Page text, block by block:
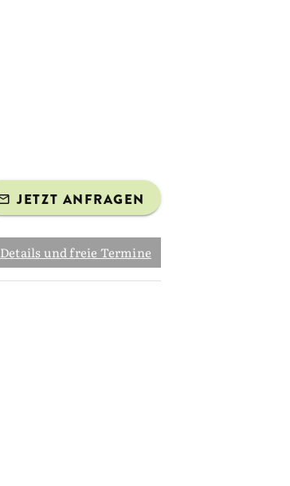
JETZT ANFRAGEN
Details und freie Termine